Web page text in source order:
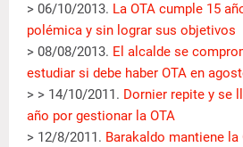
> 06/10/2013. La OTA cumple 15
polémica y sin lograr sus objetivos
> 08/08/2013. El alcalde se
estudiar si debe haber OTA en
> > 14/10/2011. Dornier repite y se
año por gestionar la OTA
> 12/8/2011. Barakaldo mantiene